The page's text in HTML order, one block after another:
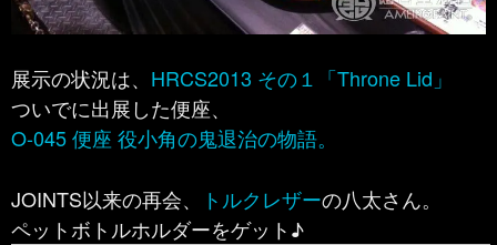
展示の状況は、 HRCS2013 その１「Throne Lid」
ついでに出展した便座、
O-045 便座 役小角の鬼退治の物語。
JOINTS以来の再会、 トルクレザーの八太さん。
ペットボトルホルダーをゲット♪